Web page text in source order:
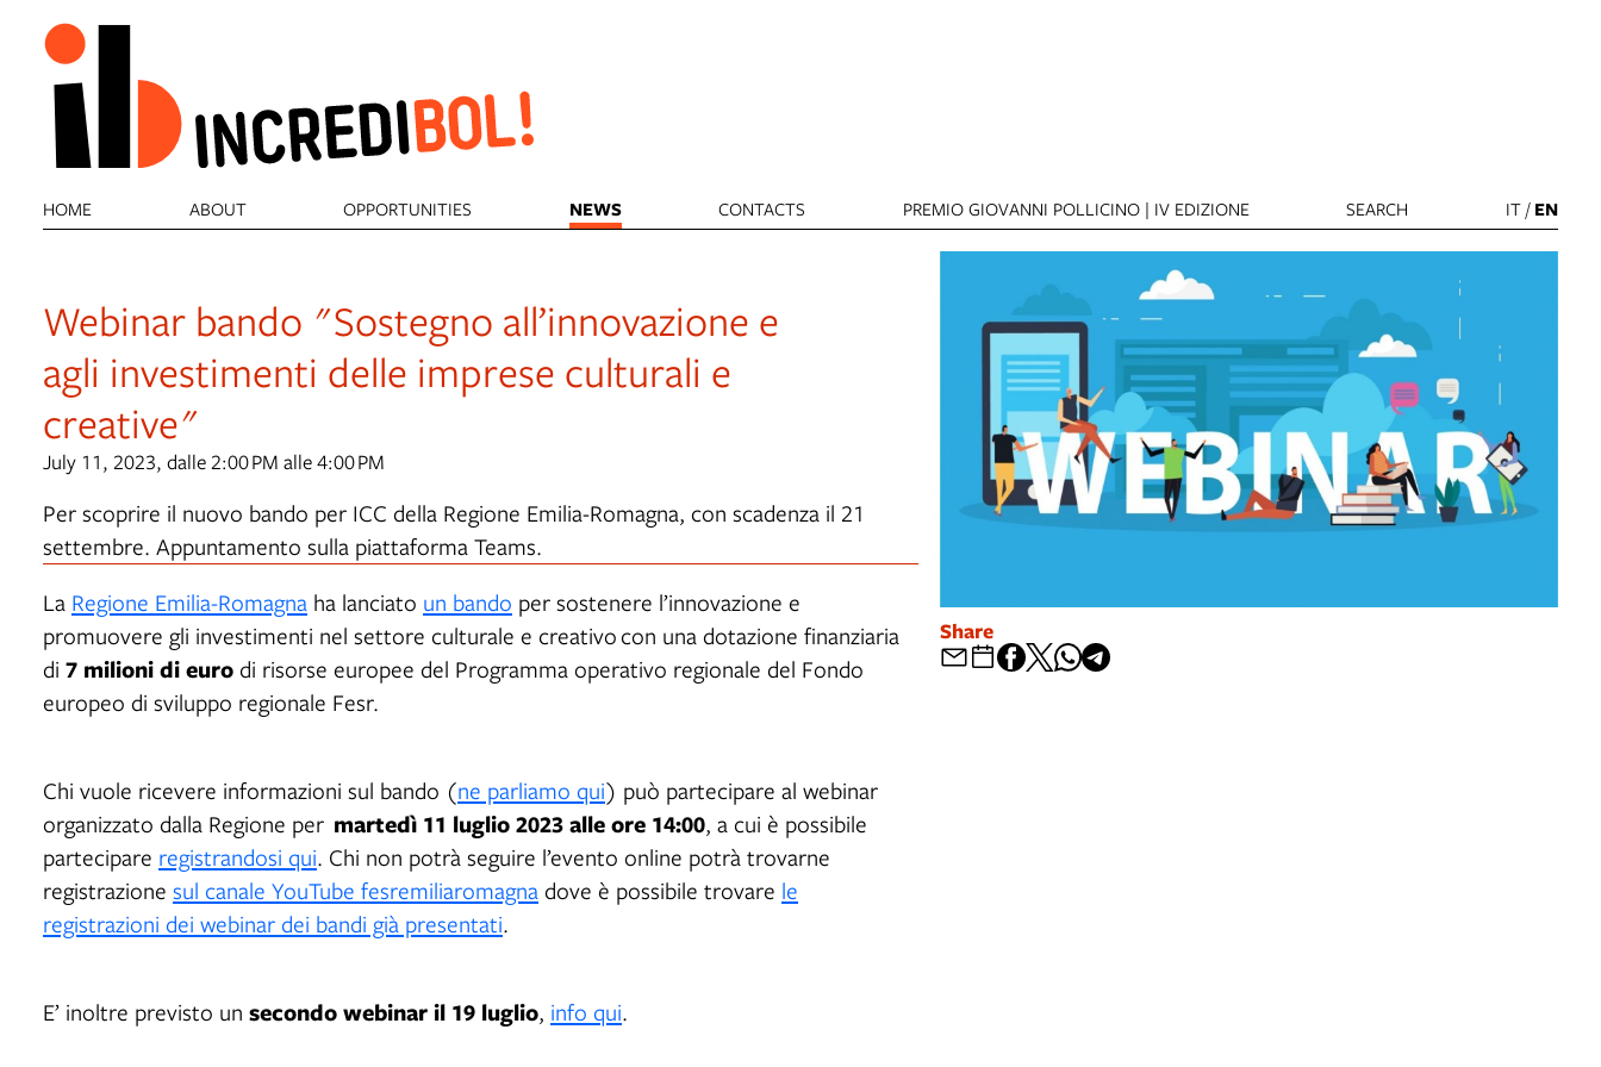
HOME ABOUT OPPORTUNITIES NEWS CONTACTS PREMIO GIOVANNI POLLICINO | IV EDIZIONE SEARCH IT/ EN
Webinar bando "Sostegno all’innovazione e
agli investimenti delle imprese culturali e
creative"
July 11, 2023, dalle 2:00 PM alle 4:00 PM
Per scoprire il nuovo bando per ICC della Regione Emilia-Romagna, con scadenza il 21
settembre. Appuntamento sulla piattaforma Teams.
La Regione Emilia-Romagna ha lanciato un bando per sostenere l’innovazione e
promuovere gli investimenti nel settore culturale e creativo con una dotazione finanziaria
di 7 milioni di euro di risorse europee del Programma operativo regionale del Fondo
europeo di sviluppo regionale Fesr.
Chi vuole ricevere informazioni sul bando (ne parliamo qui) può partecipare al webinar
organizzato dalla Regione per martedì 11 luglio 2023 alle ore 14:00, a cui è possibile
partecipare registrandosi qui. Chi non potrà seguire l’evento online potrà trovarne
registrazione sul canale YouTube fesremiliaromagna dove è possibile trovare le
registrazioni dei webinar dei bandi già presentati.
E’ inoltre previsto un secondo webinar il 19 luglio, info qui.
Share